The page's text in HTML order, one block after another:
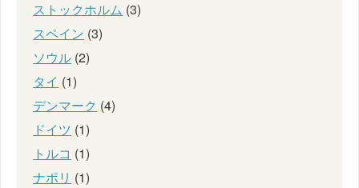
ストックホルム (3)
スペイン (3)
ソウル (2)
タイ (1)
デンマーク (4)
ドイツ (1)
トルコ (1)
ナポリ (1)